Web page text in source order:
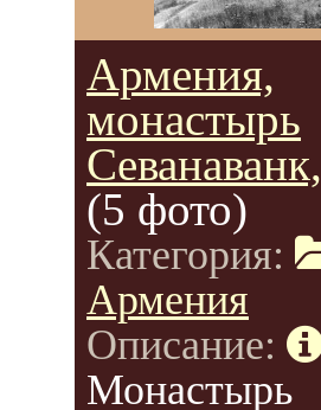
Армения,
монастырь
(5 фото)
Категория:
Армения
Описание:
Монастырь